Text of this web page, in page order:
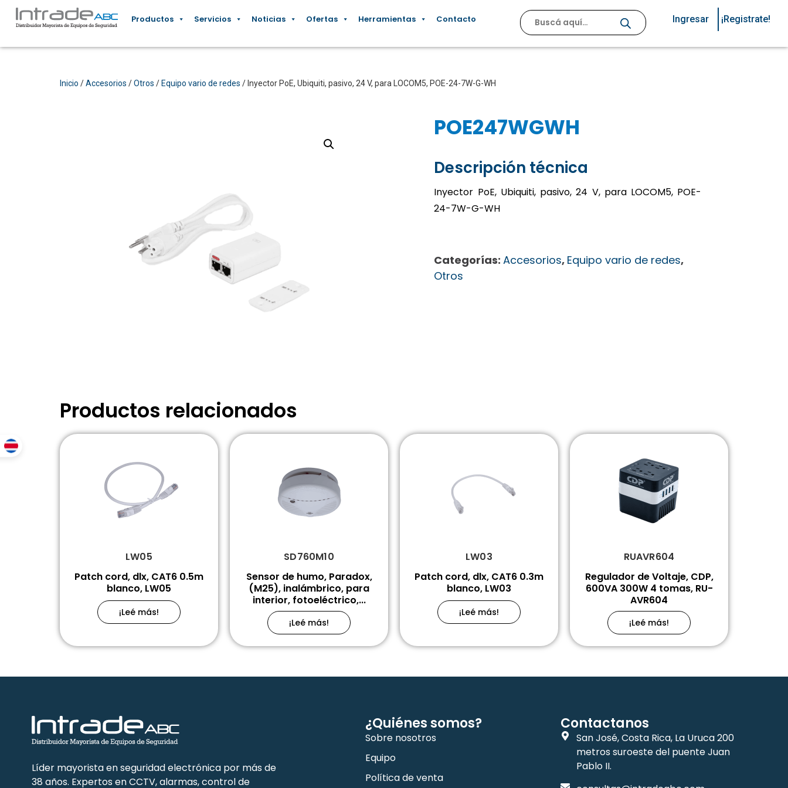
Productos Servicios Noticias Ofertas Herramientas Contacto Ingresar ¡Registrate!
Inicio /Accesorios /Otros / Equipo vario de redes / Inyector PoE, Ubiquiti, pasivo, 24 V, para LOCOM5, POE-24-7W-G-WH
POE247WGWH
Descripción técnica
Inyector PoE, Ubiquiti, pasivo, 24 V, para LOCOM5, POE-
24-7W-G-WH
Categorías: Accesorios, Equipo vario de redes,
Otros
Productos relacionados
LW05
Patch cord, dlx, CAT6 0.5m
blanco, LW05
¡Leé más!
SD760M10
Sensor de humo, Paradox,
(M25), inalámbrico, para
interior, fotoeléctrico,...
¡Leé más!
LW03
Patch cord, dlx, CAT6 0.3m
blanco, LW03
¡Leé más!
RUAVR604
Regulador de Voltaje, CDP,
600VA 300W 4 tomas, RU-
AVR604
¡Leé más!
Líder mayorista en seguridad electrónica por más de
38 años. Expertos en CCTV, alarmas, control de
¿Quiénes somos?
Sobre nosotros
Equipo
Política de venta
Contactanos
San José, Costa Rica, La Uruca 200
metros suroeste del puente Juan
Pablo II.